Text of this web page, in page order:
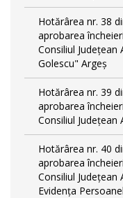
Hotărârea nr. 38
aprobarea
Consiliul Județean
Golescu" Argeș
Hotărârea nr. 39
aprobarea
Consiliul
Hotărârea nr. 40
aprobarea
Consiliul Județean
Evidența